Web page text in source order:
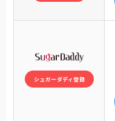
シュガーダディ登録